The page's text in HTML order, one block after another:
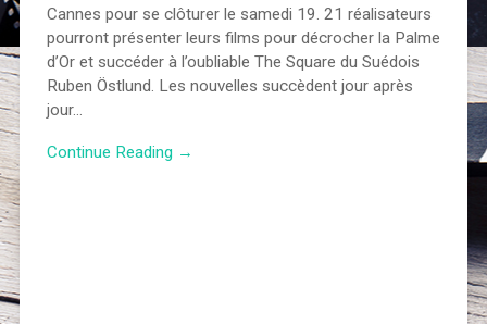
Cannes pour se clôturer le samedi 19. 21 réalisateurs
pourront présenter leurs films pour décrocher la Palme
d’Or et succéder à l’oubliable The Square du Suédois
Ruben Östlund. Les nouvelles succèdent jour après
jour…
Continue Reading →